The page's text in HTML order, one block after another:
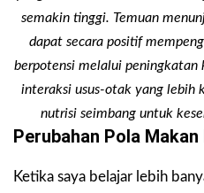
semakin tinggi. Temuan
dapat secara positif
berpotensi melalui peningkatan
interaksi usus-otak yang lebih
nutrisi seimbang untuk
Perubahan Pola
Ketika saya belajar lebih